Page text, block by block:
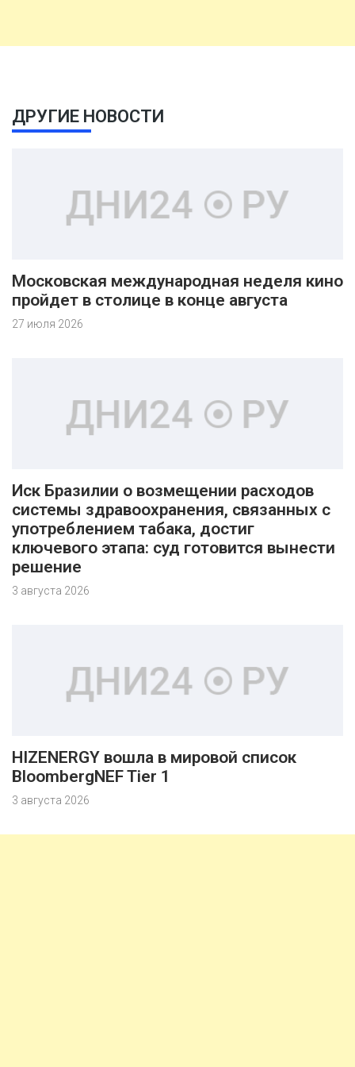
ДРУГИЕ НОВОСТИ
Московская международная неделя кино
пройдет в столице в конце августа
27 июля 2026
Иск Бразилии о возмещении расходов
системы здравоохранения, связанных с
употреблением табака, достиг
ключевого этапа: суд готовится вынести
решение
3 августа 2026
HIZENERGY вошла в мировой список
BloombergNEF Tier 1
3 августа 2026